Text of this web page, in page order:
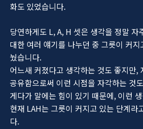
화도 있었습니다.
당연하게도 L, A, H 셋은 생각을 정말 자
대한 여러 얘기를 나누던 중 그릇이 커
눴습니다.
어느새 커졌다고 생각하는 것도 좋지만,
공유함으로써 이런 시점을 자각하는 것
게다가 말에는 힘이 있기 때문에, 이런
현재 LAH는 그릇이 커지고 있는 단계라
다.